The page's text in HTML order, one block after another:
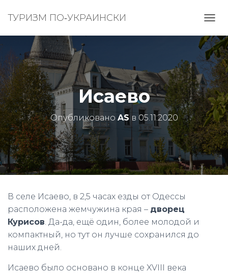
ТУРИЗМ ПО‑УКРАИНСКИ
Е
Р
Е
К
Л
Ю
Ч
И
Т
Ь
Н
А
В
И
Г
Исаево
Опубликовано ASв 05.11.2020
В селе Исаево, в 2,5 часах езды от Одессы
расположена жемчужина края – дворец
Курисов. Да-да, ещё один, более молодой и
компактный, но тут он лучше сохранился до
наших дней.
Исаево было основано в конце XVIII века